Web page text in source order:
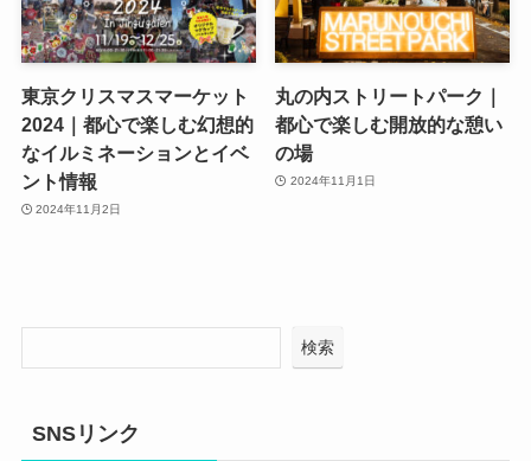
東京クリスマスマーケット
2024｜都心で楽しむ幻想的
なイルミネーションとイベ
ント情報
2024年11月2日
丸の内ストリートパーク｜
都心で楽しむ開放的な憩い
の場
2024年11月1日
検索
SNSリンク